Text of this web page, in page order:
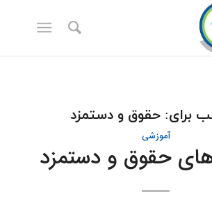
برای: حقوق و دستمزد
آموزشی
حقوق و دستمزد